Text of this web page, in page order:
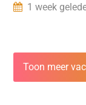
1 week
Toon meer